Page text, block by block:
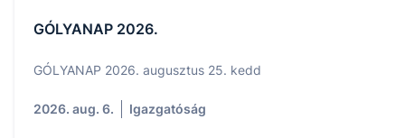
GÓLYANAP 2026.
GÓLYANAP 2026. augusztus 25. kedd
2026. aug. 6. Igazgatóság